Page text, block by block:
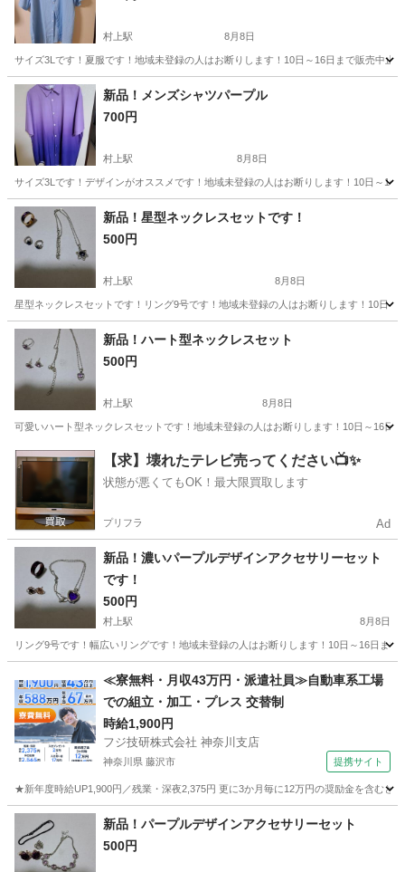
村上駅 8月8日
サイズ3Lです！夏服です！地域未登録の人はお断りします！10日～16日まで販売中止
千葉 八千代市 村上駅 シャツ 新品
新品！メンズシャツパープル
700円
村上駅 8月8日
サイズ3Lです！デザインがオススメです！地域未登録の人はお断りします！10日～16
千葉 八千代市 村上駅 シャツ 新品
新品！星型ネックレスセットです！
500円
村上駅 8月8日
星型ネックレスセットです！リング9号です！地域未登録の人はお断りします！10日～
千葉 八千代市 村上駅 アクセサリー セット
新品！ハート型ネックレスセット
500円
村上駅 8月8日
可愛いハート型ネックレスセットです！地域未登録の人はお断りします！10日～16日
千葉 八千代市 村上駅 アクセサリー ハート
【求】壊れたテレビ売ってください📺✨
状態が悪くてもOK！最大限買取します
プリフラ Ad
新品！濃いパープルデザインアクセサリーセット
です！
500円
村上駅 8月8日
リング9号です！幅広いリングです！地域未登録の人はお断りします！10日～16日まで
村上駅 アクセサリー 新品
≪寮無料・月収43万円・派遣社員≫自動車系工場
での組立・加工・プレス 交替制
時給1,900円
フジ技研株式会社 神奈川支店
神奈川県 藤沢市 提携サイト
★新年度時給UP1,900円／残業・深夜2,375円 更に3か月毎に12万円の奨励金を含む
神奈川 藤沢市 その他
新品！パープルデザインアクセサリーセット
500円